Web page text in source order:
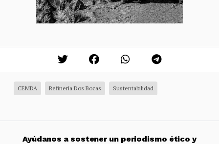
CEMDA Refinería Dos Bocas Sustentabilidad
Ayúdanos a sostener un periodismo ético y